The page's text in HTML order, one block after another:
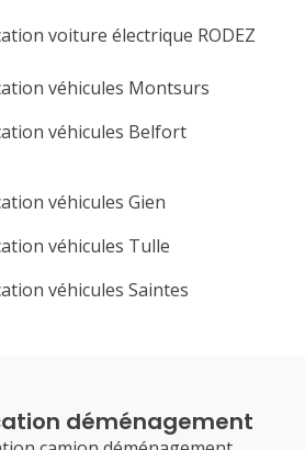
véhicules Montsurs
véhicules Belfort
véhicules Gien
véhicules Tulle
véhicules Saintes
voiture électrique RODEZ
déménagement